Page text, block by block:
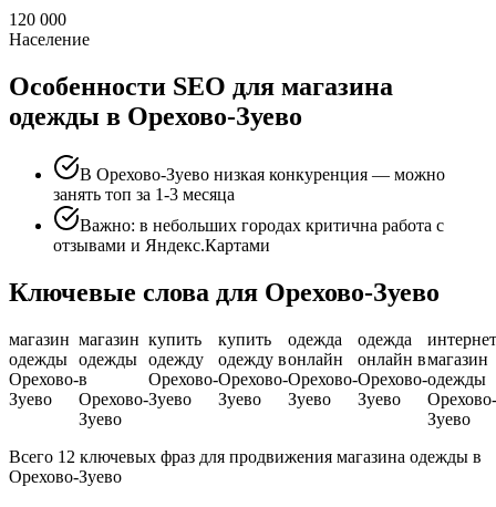
120 000
Население
Особенности SEO для магазина
одежды в Орехово-Зуево
В Орехово-Зуево низкая конкуренция — можно
занять топ за 1-3 месяца
Важно: в небольших городах критична работа с
отзывами и Яндекс.Картами
Ключевые слова для Орехово-Зуево
магазин
одежды
Орехово-
Зуево
магазин
одежды
в
Орехово-
Зуево
купить
одежду
Орехово-
Зуево
купить
одежду в
Орехово-
Зуево
одежда
онлайн
Орехово-
Зуево
одежда
онлайн в
Орехово-
Зуево
магазин
одежды
Орехово-
Зуево
Всего 12 ключевых фраз для продвижения магазина одежды в
Орехово-Зуево